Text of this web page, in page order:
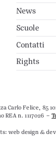
News
Scuole
Contatti
Rights
Carlo Felice, 85
REA n. 1117026 –
web design &